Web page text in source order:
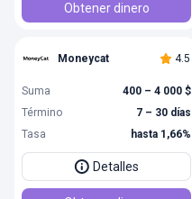
Obtener dinero
Moneycat 4.5
Suma
400 – 4 000 $
Término
7 – 30 días
Tasa
hasta 1,66%
Detalles